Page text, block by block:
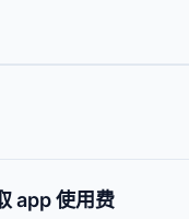
app 使用费